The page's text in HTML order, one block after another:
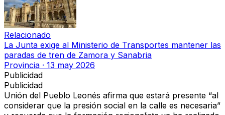
Relacionado
La Junta exige al Ministerio de Transportes mantener las
paradas de tren de Zamora y Sanabria
Provincia · 13 may 2026
Publicidad
Publicidad
Unión del Pueblo Leonés afirma que estará presente “al
considerar que la presión social en la calle es necesaria”